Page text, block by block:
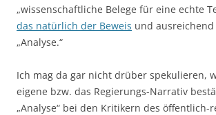
„wissenschaftliche Belege für eine echte
das natürlich der Beweis und
„Analyse.“
Ich mag da gar nicht drüber spekulieren,
eigene bzw. das Regierungs-Narrativ
„Analyse“ bei den Kritikern des öffentlich-